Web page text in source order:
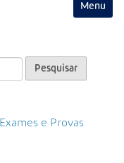
Toggle
Exames e Provas